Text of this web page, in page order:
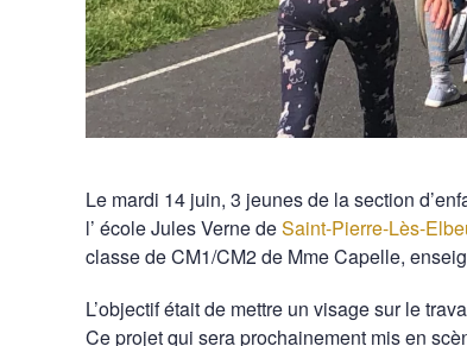
Le mardi 14 juin, 3 jeunes de la section
l’ école Jules Verne deSaint-Pierre-Lès-
classe de CM1/CM2 de Mme Capelle,
L’objectif était de mettre un visage sur le
Ce projet qui sera prochainement mis en